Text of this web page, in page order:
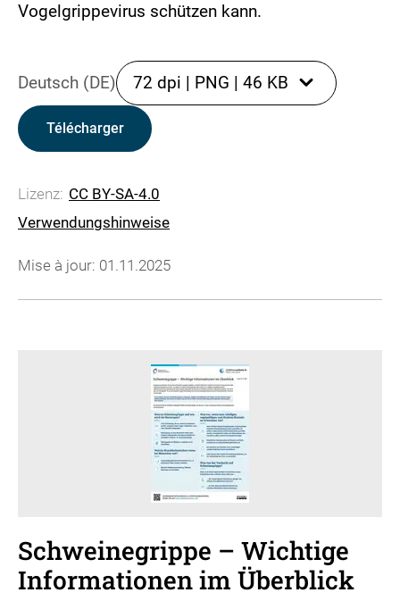
Vogelgrippevirus schützen kann.
Deutsch (DE) 72 dpi | PNG | 46 KB
Télécharger
Lizenz: CC BY-SA-4.0
Verwendungshinweise
Mise à jour: 01.11.2025
Schweinegrippe – Wichtige
Informationen im Überblick